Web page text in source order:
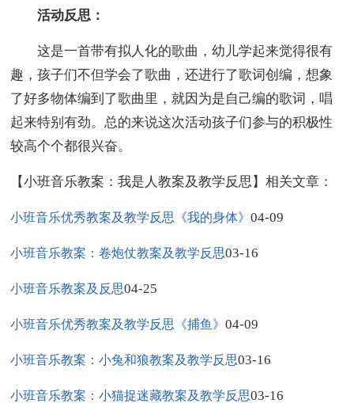
活动反思：
这是一首带有拟人化的歌曲，幼儿学起来觉得很有
趣，孩子们不但学会了歌曲，还进行了歌词创编，想象
了好多物体编到了歌曲里，就因为是自己编的歌词，唱
起来特别有劲。总的来说这次活动孩子们参与的积极性
较高个个都很兴奋。
【小班音乐教案：我是人教案及教学反思】相关文章：
小班音乐优秀教案及教学反思《我的身体》04-09
小班音乐教案：卷炮仗教案及教学反思03-16
小班音乐教案及反思04-25
小班音乐优秀教案及教学反思《捕鱼》04-09
小班音乐教案：小兔和狼教案及教学反思03-16
小班音乐教案：小猫捉迷藏教案及教学反思03-16